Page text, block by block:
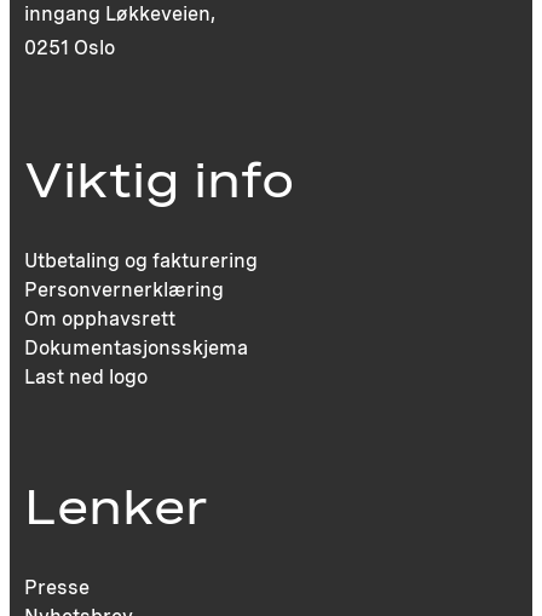
inngang Løkkeveien,
0251 Oslo
Viktig info
Utbetaling og fakturering
Personvernerklæring
Om opphavsrett
Dokumentasjonsskjema
Last ned logo
Lenker
Presse